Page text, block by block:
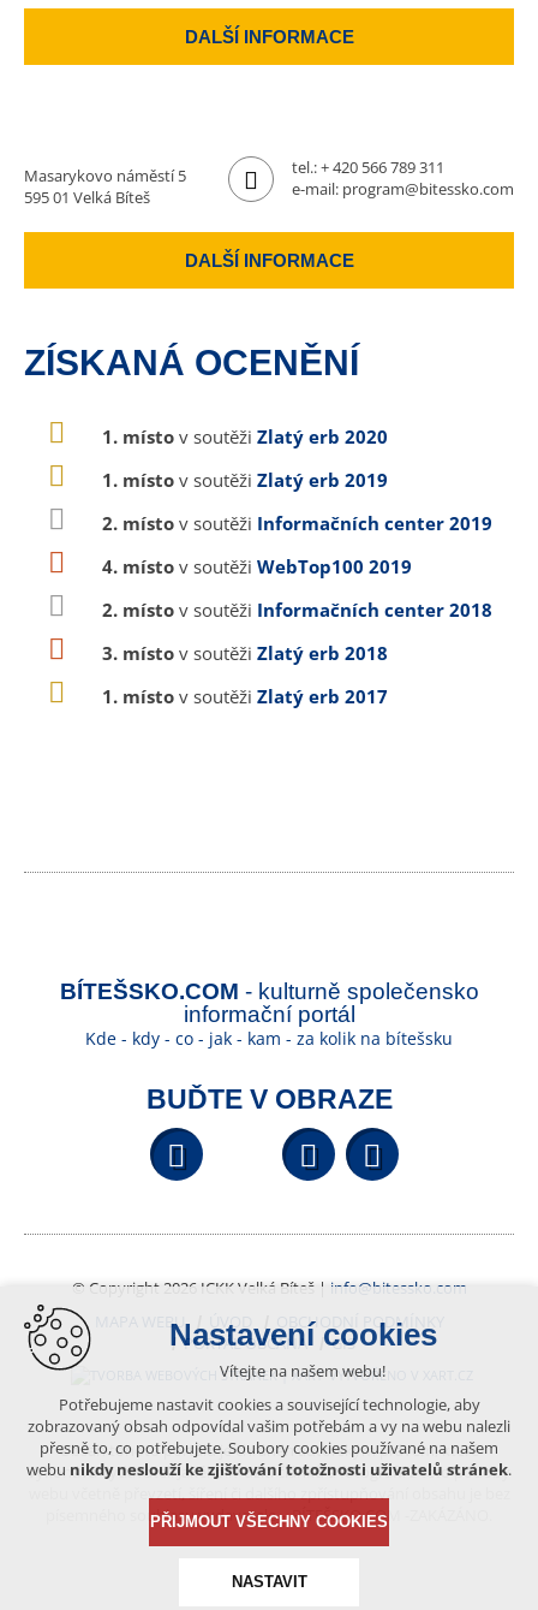
DALŠÍ INFORMACE
Masarykovo náměstí 5
595 01 Velká Bíteš
tel.:+ 420 566 789 311
e-mail: program@bitessko.com
DALŠÍ INFORMACE
ZÍSKANÁ OCENĚNÍ
1. místo v soutěži Zlatý erb 2020
1. místo v soutěži Zlatý erb 2019
2. místo v soutěži Informačních center 2019
4. místo v soutěži WebTop100 2019
2. místo v soutěži Informačních center 2018
3. místo v soutěži Zlatý erb 2018
1. místo v soutěži Zlatý erb 2017
BÍTEŠSKO.COM - kulturně společensko
informační portál
Kde - kdy - co - jak - kam - za kolik na bítešsku
BUĎTE V OBRAZE
Facebook YouTube
© Copyright 2026 ICKK Velká Bíteš | info@bitessko.com
MAPA WEBU
ÚVOD
OBCHODNÍ PODMÍNKY
PORTÁL OBČANA
GIS
VYTVOŘENO V XART.CZ
Obsah tohoto portálu je chráněn autorským právem, které
vykonává vydavatel. Jakékoliv užití článků a fotografií z této podoby
písemného souhlasu vydavatele – BÍTEŠSKO.COM -ZAKÁZÁNO.
Nastavení cookies
Vítejte na našem webu!
Potřebujeme nastavit cookies a související technologie, aby
zobrazovaný obsah odpovídal vašim potřebám a vy na webu nalezli
přesně to, co potřebujete. Soubory cookies používané na našem
webu nikdy neslouží ke zjišťování totožnosti uživatelů stránek.
PŘIJMOUT VŠECHNY COOKIES
NASTAVIT